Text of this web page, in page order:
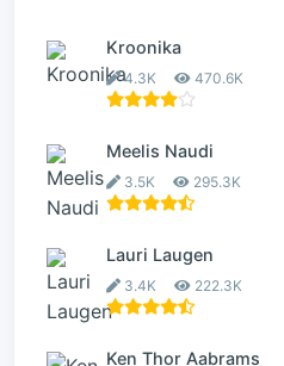
Kroonika
4.3K 470.6K
Meelis Naudi
3.5K 295.3K
Lauri Laugen
3.4K 222.3K
Ken Thor Aabrams